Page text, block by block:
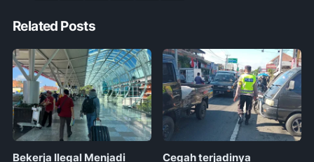
Related Posts
Bekerja Ilegal Menjadi
Cegah terjadinya